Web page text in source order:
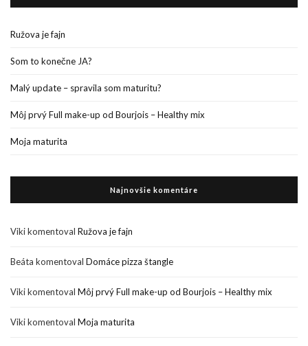
Ružova je fajn
Som to konečne JA?
Malý update – spravila som maturitu?
Môj prvý Full make-up od Bourjois – Healthy mix
Moja maturita
Najnovšie komentáre
Vikikomentoval Ružova je fajn
Beáta komentoval Domáce pizza štangle
Vikikomentoval Môj prvý Full make-up od Bourjois – Healthy mix
Vikikomentoval Moja maturita